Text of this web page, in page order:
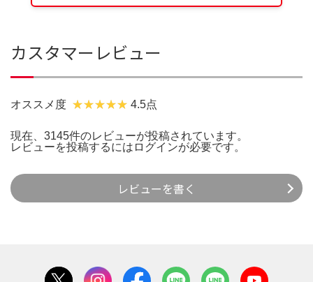
カスタマーレビュー
オススメ度 4.5点
現在、3145件のレビューが投稿されています。
レビューを投稿するには ログインが必要です。
レビューを書く